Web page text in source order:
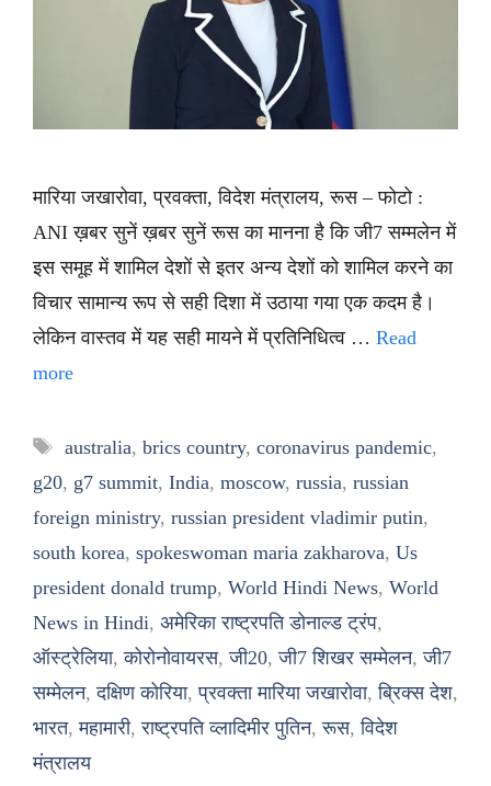
मारिया जखारोवा, प्रवक्ता, विदेश मंत्रालय, रूस – फोटो :
ANI ख़बर सुनें ख़बर सुनें रूस का मानना है कि जी7 सम्मलेन में
इस समूह में शामिल देशों से इतर अन्य देशों को शामिल करने का
विचार सामान्य रूप से सही दिशा में उठाया गया एक कदम है।
लेकिन वास्तव में यह सही मायने में प्रतिनिधित्व … Read
more
Tags
australia, brics country, coronavirus pandemic,
g20, g7 summit, India, moscow, russia, russian
foreign ministry, russian president vladimir putin,
south korea, spokeswoman maria zakharova, Us
president donald trump, World Hindi News, World
News in Hindi, अमेरिका राष्ट्रपति डोनाल्ड ट्रंप,
ऑस्ट्रेलिया,कोरोनोवायरस,जी20,जी7 शिखर सम्मेलन,जी7
सम्मेलन,दक्षिण कोरिया,प्रवक्ता मारिया जखारोवा,ब्रिक्स देश,
भारत,महामारी,राष्ट्रपति व्लादिमीर पुतिन,रूस,विदेश
मंत्रालय